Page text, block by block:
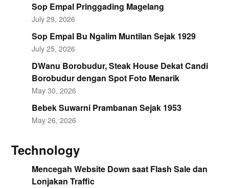
Sop Empal Pringgading Magelang
July 29, 2026
Sop Empal Bu Ngalim Muntilan Sejak 1929
July 25, 2026
DWanu Borobudur, Steak House Dekat Candi
Borobudur dengan Spot Foto Menarik
May 30, 2026
Bebek Suwarni Prambanan Sejak 1953
May 26, 2026
Technology
Mencegah Website Down saat Flash Sale dan
Lonjakan Traffic